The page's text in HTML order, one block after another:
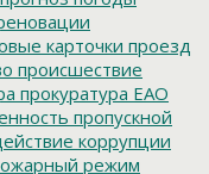
карточки проезд
происшествие
прокуратура ЕАО
пропускной
коррупции
режим